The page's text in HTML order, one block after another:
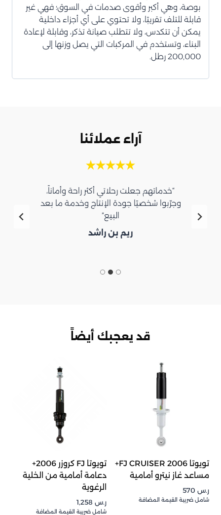
بوصة، وهي أكبر وأقوى صدمات في السوق؛ فهي غير
قابلة للتلف تقريبًا، ولا تحتوي على أي أجزاء داخلية
يمكن أن تتكدس، ولا تتطلب صيانة تذكر، وقابلة لإعادة
البناء، وتستخدم في المركبات التي يصل وزنها إلى
200,000 رطل.
آراء عملائنا
“خدماتهم جعلت رحلاتي أكثر راحة وأماناً،
وجرّبوا شخصيًا جودة الإنتاج وخدمة ما بعد
البيع”
ريم بن راشد
قد يعجبك أيضاً
تويوتا FJ CRUISER 2006+
مساعد غاز نيترو أمامية
ر.س
شامل ضريبة القيمة المضافة
تويوتا FJ كروزر 2006+
دعامة أمامية من الخلية
الرغوية
ر.س
شامل ضريبة القيمة المضافة